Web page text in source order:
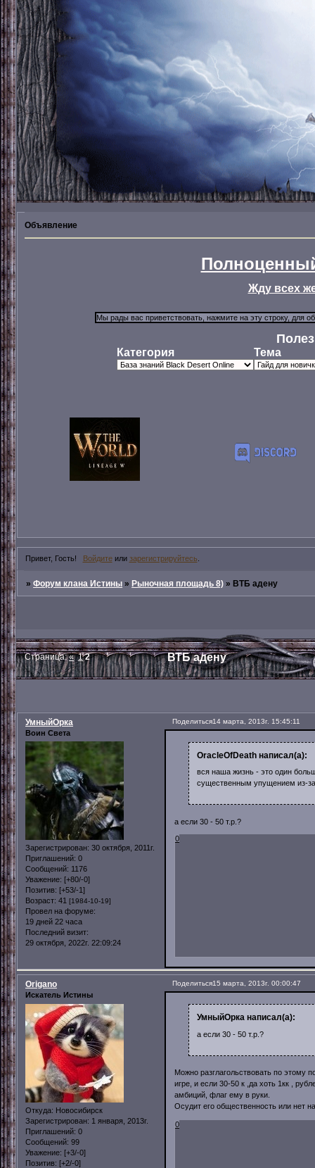
Объявление
Жду всех
Категория Тема
Привет, Гость! Войдитеили зарегистрируйтесь
»Форум клана Истины »Рыночная площадь 8) »ВТБ адену
ВТБ адену
Страница:« 1 2
Поделиться14 марта, 2013г. 15:45:11
УмныйОрка
Воин Света
Зарегистрирован: 30 октября, 2011г.
Приглашений: 0
Сообщений: 1176
Уважение: [+80/-0]
Позитив: [+53/-1]
Возраст: 41 [1984-10-19]
Провел на форуме:
19 дней 22 часа
Последний визит:
29 октября, 2022г. 22:09:24
OracleOfDeath написал(а):
вся наша жизнь - это один
существенным упущением из-за
а если 30 - 50 т.р.?
0
Поделиться15 марта, 2013г. 00:00:47
Origano
Искатель Истины
Откуда: Новосибирск
Зарегистрирован: 1 января, 2013г.
Приглашений: 0
Сообщений: 99
Уважение: [+3/-0]
Позитив: [+2/-0]
УмныйОрка написал(а):
а если 30 - 50 т.р.?
Можно разглагольствовать по этому
игре, и если 30-50 к ,да хоть 1кк ,
амбиций, флаг ему в руки.
Осудит его общественность или нет
0